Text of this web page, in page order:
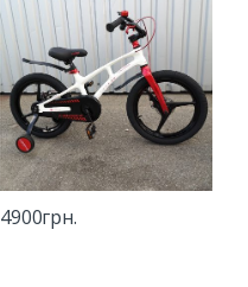
4900грн.